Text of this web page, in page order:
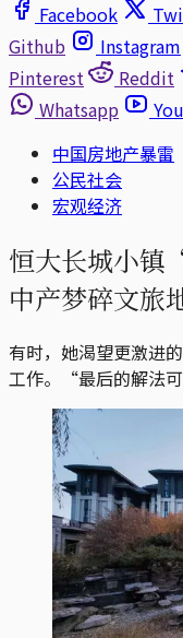
Facebook
Github
Instagram
Pinterest
Reddit
Whatsapp
中国房地产暴雷
公民社会
宏观经济
恒大长城小镇
中产梦碎文旅
有时，她渴望更激进
工作。“最后的解法